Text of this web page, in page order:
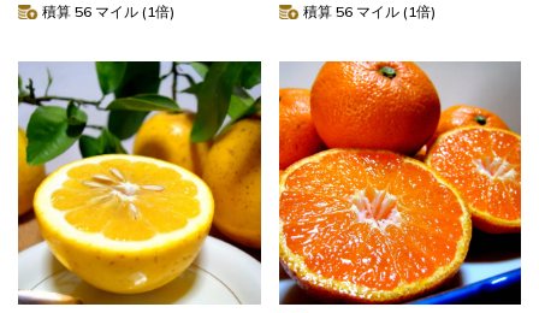
積算 56 マイル (1倍) 積算 56 マイル (1倍)